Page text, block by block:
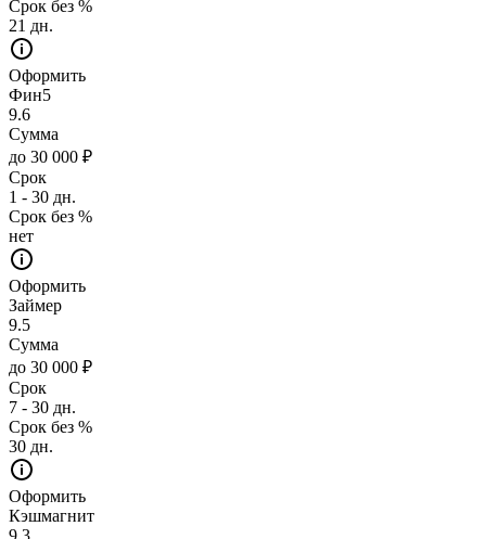
Срок без %
21 дн.
Оформить
Фин5
9.6
Сумма
до 30 000 ₽
Срок
1 - 30 дн.
Срок без %
нет
Оформить
Займер
9.5
Сумма
до 30 000 ₽
Срок
7 - 30 дн.
Срок без %
30 дн.
Оформить
Кэшмагнит
9.3